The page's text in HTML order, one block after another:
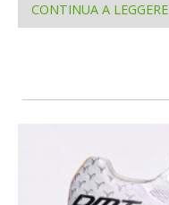
CONTINUA A LEGGERE